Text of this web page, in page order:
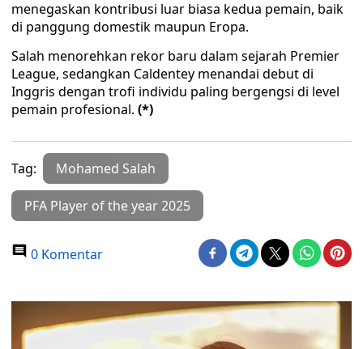
menegaskan kontribusi luar biasa kedua pemain, baik
di panggung domestik maupun Eropa.
Salah menorehkan rekor baru dalam sejarah Premier
League, sedangkan Caldentey menandai debut di
Inggris dengan trofi individu paling bergengsi di level
pemain profesional. (*)
Tag: Mohamed Salah
PFA Player of the year 2025
0 Komentar